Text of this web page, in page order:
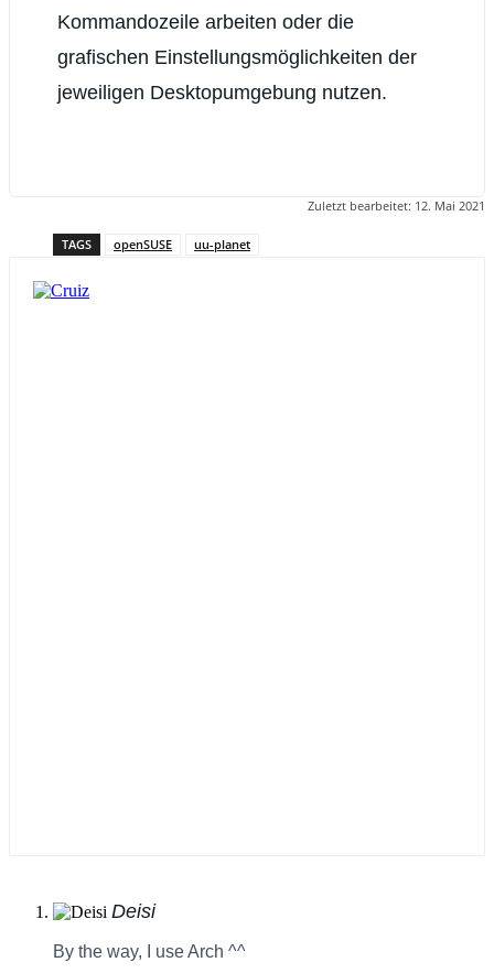
Kommandozeile arbeiten oder die
grafischen Einstellungsmöglichkeiten der
jeweiligen Desktopumgebung nutzen.
Zuletzt bearbeitet: 12. Mai 2021
TAGS openSUSE uu-planet
Deisi
By the way, I use Arch ^^